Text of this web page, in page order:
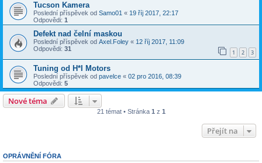
Tucson Kamera
Poslední příspěvek od Samo01 « 19 říj 2017, 22:17
Odpovědi: 1
Defekt nad čelní maskou
Poslední příspěvek od Axel.Foley « 12 říj 2017, 11:09
Odpovědi: 31 1 2 3
Tuning od H*I Motors
Poslední příspěvek od pavelce « 02 pro 2016, 08:39
Odpovědi: 5
Nové téma
21 témat • Stránka 1 z 1
Přejít na
OPRÁVNĚNÍ FÓRA